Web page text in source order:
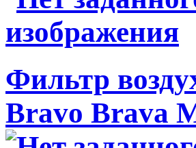
Фильтр
Bravo Brava